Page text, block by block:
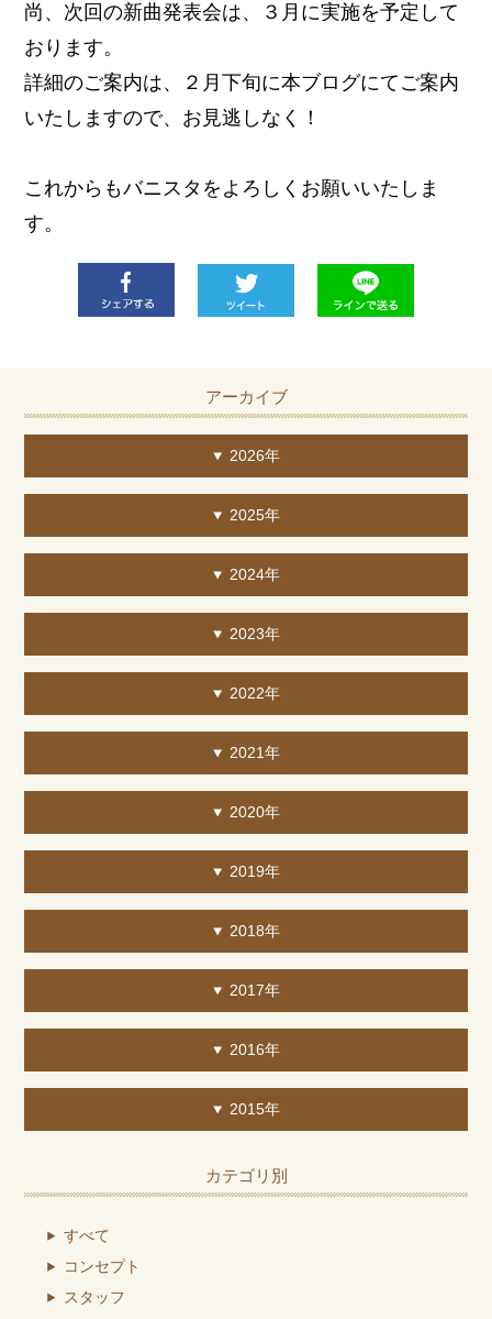
尚、次回の新曲発表会は、３月に実施を予定して
おります。
詳細のご案内は、２月下旬に本ブログにてご案内
いたしますので、お見逃しなく！
これからもバニスタをよろしくお願いいたしま
す。
アーカイブ
2026年
2025年
2024年
2023年
2022年
2021年
2020年
2019年
2018年
2017年
2016年
2015年
カテゴリ別
すべて
コンセプト
スタッフ